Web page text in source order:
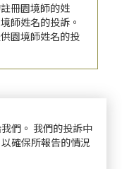
冊園境師的姓
師姓名的投訴。
園境師姓名的投
們。 我們的投訴中
確保所報告的情況